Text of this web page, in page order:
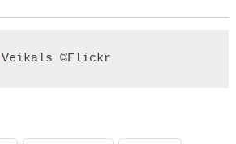
Veikals ©Flickr